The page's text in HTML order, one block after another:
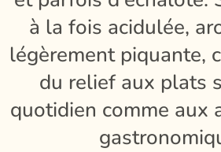
à la fois acidulée,
légèrement piquante,
du relief aux plats
quotidien comme aux